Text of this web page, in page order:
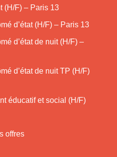
(H/F) – Paris 13
d’état (H/F) – Paris 13
d’état de nuit (H/F) –
d’état de nuit TP (H/F)
éducatif et social (H/F)
offres